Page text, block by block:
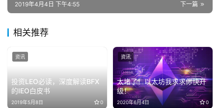
下一篇
2019年4月4日 下午4:55
相关推荐
投资LEO必读，深度解读BFX
的IEO白皮书
2019年5月8日 0
资讯
太堵了！以太坊我求求你快升
级！
2020年6月4日 0
资讯